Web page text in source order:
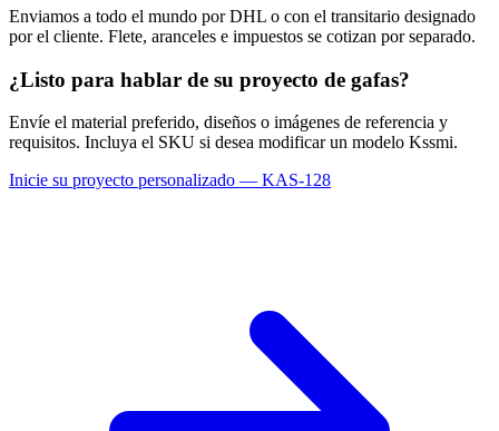
Enviamos a todo el mundo por DHL o con el transitario designado
por el cliente. Flete, aranceles e impuestos se cotizan por separado.
¿Listo para hablar de su proyecto de gafas?
Envíe el material preferido, diseños o imágenes de referencia y
requisitos. Incluya el SKU si desea modificar un modelo Kssmi.
Inicie su proyecto personalizado — KAS-128